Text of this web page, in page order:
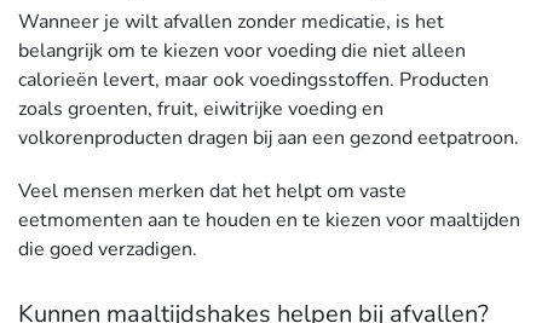
Wanneer je wilt afvallen zonder medicatie, is het
belangrijk om te kiezen voor voeding die niet alleen
calorieën levert, maar ook voedingsstoffen. Producten
zoals groenten, fruit, eiwitrijke voeding en
volkorenproducten dragen bij aan een gezond eetpatroon.
Veel mensen merken dat het helpt om vaste
eetmomenten aan te houden en te kiezen voor maaltijden
die goed verzadigen.
Kunnen maaltijdshakes helpen bij afvallen?